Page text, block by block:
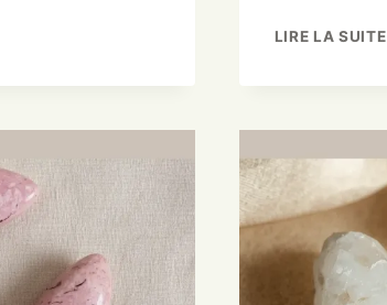
LIRE LA SUITE